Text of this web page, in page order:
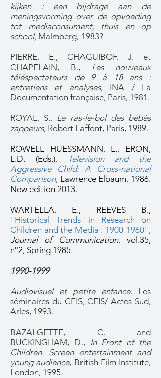
kijken : een bijdrage aan de
meningsvorming over de opvoeding
tot mediaconsument, thuis en op
school, Malmberg, 1983? ​
PIERRE, E., CHAGUIBOF, J. et
CHAPELAIN, B., Les nouveaux
téléspectateurs de 9 à 18 ans :
entretiens et analyses,INA / La
Documentation française, Paris, 1981.
ROYAL, S., Le ras-le-bol des bébés
zappeurs, Robert Laffont, Paris, 1989.
ROWELL HUESSMANN, L., ERON,
L.D. (Eds.),
Television and the
Aggressive Child: A Cross-national
Comparison, Lawrence Elbaum, 1986.
New edition 2013.
WARTELLA, E., REEVES B.,
"Historical Trends in Research on
Children and the Media : 1900-1960" ,
Journal of Communication, vol.35,
n°2, Spring 1985.
1990-1999
Audiovisuel et petite enfance. Les
séminaires du CEIS, CEIS/ Actes Sud,
Arles, 1993.
BAZALGETTE, C. and
BUCKINGHAM, D., In Front of the
Children. Screen entertainment and
young audience, British Film Institute,
London, 1995.